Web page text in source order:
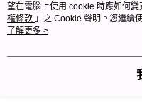
熱門標籤
望在電腦上使用 cookie 時應如何
權條款 」之 Cookie 聲明。您繼續
用條款之 Cookie 聲明使用 cookie。
了解更多 >